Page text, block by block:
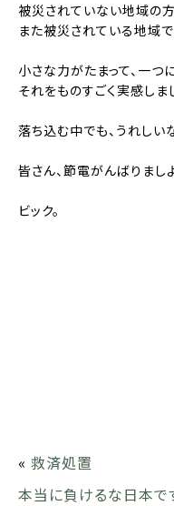
被災されていない地域の方
また被災されている地域で
小さな力がたまって、一つ
それをものすごく実感しま
落ち込む中でも、うれしい
皆さん、節電がんばりましよ
ビック。
« 救済処置
本当に負けるな日本で